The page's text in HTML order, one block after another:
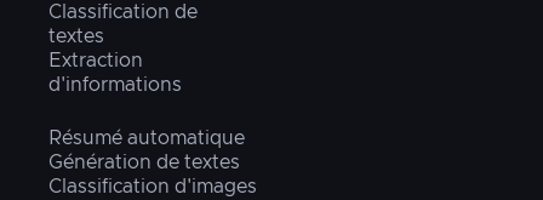
Classification de
textes
Extraction
d'informations
Résumé automatique
Génération de textes
Classification d'images